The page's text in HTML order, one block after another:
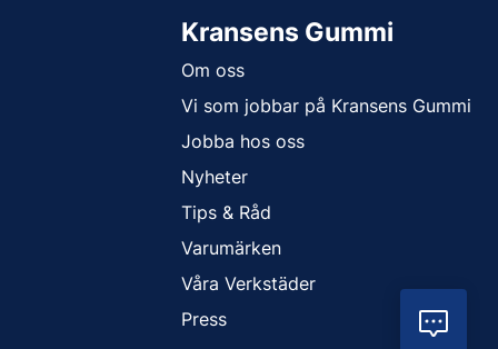
Kransens Gummi
Om oss
Vi som jobbar på Kransens Gummi
Jobba hos oss
Nyheter
Tips & Råd
Varumärken
Våra Verkstäder
Press